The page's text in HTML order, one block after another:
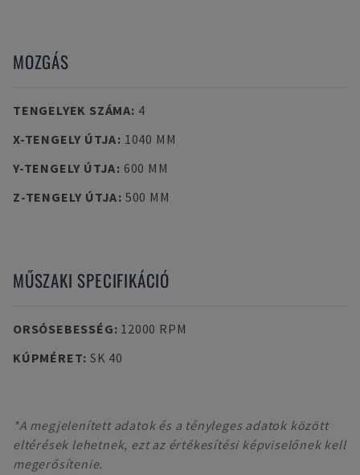
MOZGÁS
TENGELYEK SZÁMA: 4
X-TENGELY ÚTJA: 1040 MM
Y-TENGELY ÚTJA: 600 MM
Z-TENGELY ÚTJA: 500 MM
MŰSZAKI SPECIFIKÁCIÓ
ORSÓSEBESSÉG: 12000 RPM
KÚPMÉRET: SK 40
*A megjelenített adatok és a tényleges adatok között
eltérések lehetnek, ezt az értékesítési képviselőnek kell
megerősítenie.